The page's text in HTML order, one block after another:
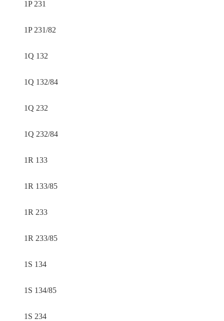
1P 231
1P 231/82
1Q 132
1Q 132/84
1Q 232
1Q 232/84
1R 133
1R 133/85
1R 233
1R 233/85
1S 134
1S 134/85
1S 234